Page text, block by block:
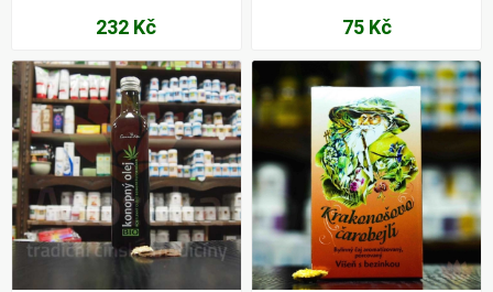
232 Kč 75 Kč